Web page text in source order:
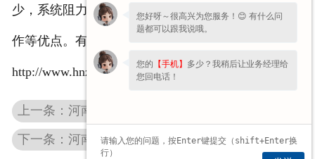
少，系统阻力小，防堵性能好，除尘效果好，易于操
作等优点。有需要聚氯乙烯塔器的请点击：
http://www.hnznsh.com
上一条：河南聚丙烯吸收塔
下一条：河南塔式容器
您好呀～很高兴为您服务！😊 有什么问
题都可以跟我说哦。
您的 【手机】 多少？我稍后让业务经理给
您回电话！